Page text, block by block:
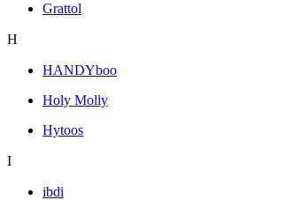
Grattol
H
HANDYboo
Holy Molly
Hytoos
I
ibdi